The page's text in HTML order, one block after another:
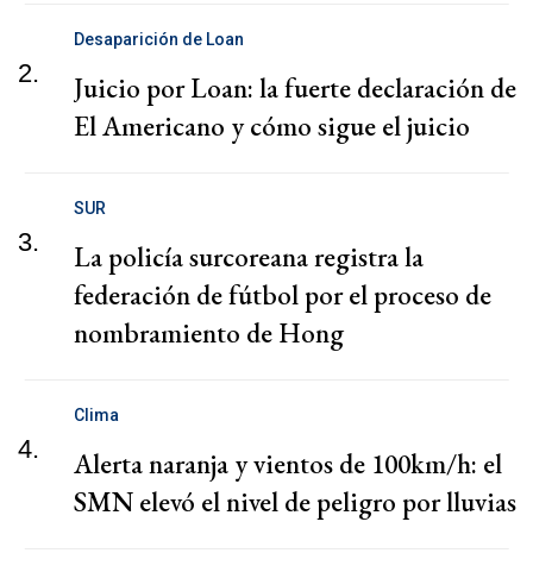
2.
Desaparición de Loan
Juicio por Loan: la fuerte declaración de
El Americano y cómo sigue el juicio
3.
SUR
La policía surcoreana registra la
federación de fútbol por el proceso de
nombramiento de Hong
4.
Clima
Alerta naranja y vientos de 100km/h: el
SMN elevó el nivel de peligro por lluvias